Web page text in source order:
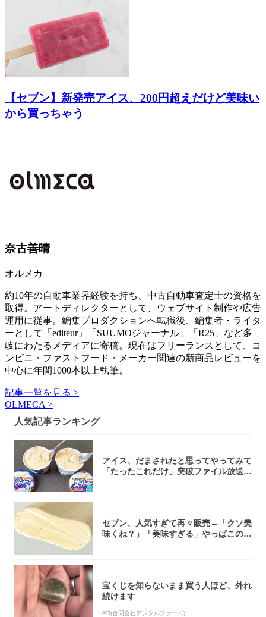
【セブン】新発売アイス、200円超えだけど美味い
から買っちゃう
奈古善晴
オルメカ
約10年の自動車業界経験を持ち、中古自動車査定士の資格を
取得。アートディレクターとして、ウェブサイト制作や広告
運用に従事。編集プロダクションへ転職後、編集者・ライタ
ーとして「editeur」「SUUMOジャーナル」「R25」など多
岐にわたるメディアに寄稿。現在はフリーランスとして、コ
ンビニ・ファストフード・メーカー関連の新商品レビューを
中心に年間1000本以上執筆。
記事一覧を見る >
OLMECA >
人気記事ランキング
アイス、だまされたと思ってやってみて
「たったこれだけ」突破ファイル放送で
セブン、人気すぎて再々販売→「クソ美
味くね？」「美味すぎる」やっぱこのク
宝くじを知らないまま買う人ほど、外れ
続けます
PR(合同会社デジタルファーム)